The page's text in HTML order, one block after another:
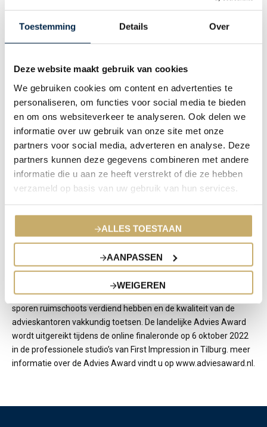
Toestemming Details Over
Deze website maakt gebruik van cookies
We gebruiken cookies om content en advertenties te
personaliseren, om functies voor social media te bieden
en om ons websiteverkeer te analyseren. Ook delen we
informatie over uw gebruik van onze site met onze
partners voor social media, adverteren en analyse. Deze
partners kunnen deze gegevens combineren met andere
informatie die u aan ze heeft verstrekt of die ze hebben
verzameld op basis van uw gebruik van hun services.
ALLES TOESTAAN
AANPASSEN
WEIGEREN
Een groot compliment voor het gehele team en onze loyale
relaties. De VVP Advies Awards van VVP hét platform voor
ons kantoor is opgemerkt in de branche!
Binnenkort het vervolg: we gaan uiteraard strijden voor een Nr. 1
positie! Wordt vervolgd….
VVP Advies Award
De Advies Award is een verkiezing van het beste advieskantoor
van Nederland. Het is een jaarlijkse prijs voor onafhankelijke
financieel advieskantoren met dé A(dvies)-Factor. De prijs wordt
meest klantgerichte advieskantoor in de categorieën Particulier
Advies, Zakelijk Advies, Hypotheek Advies, Pensioen Advies,
Digitale Innovatie en Nichemarkt. Daarnaast is er een speciale
award in het leven geroepen voor de categorie Starters. Met
behulp van maar liefst 32 spotters is de jury tot een top 3 per
categorie gekomen. De jury bestaat uit zes deskundigen die hun
sporen ruimschoots verdiend hebben en de kwaliteit van de
advieskantoren vakkundig toetsen. De landelijke Advies Award
wordt uitgereikt tijdens de online finaleronde op 6 oktober 2022
in de professionele studio’s van First Impression in Tilburg. meer
informatie over de Advies Award vindt u op www.adviesaward.nl.